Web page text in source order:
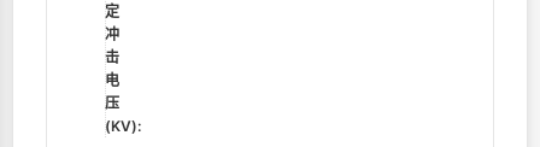
定
冲
击
电
压
(KV):